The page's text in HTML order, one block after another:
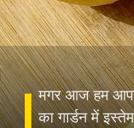
मगर आज हम
का गार्डन में